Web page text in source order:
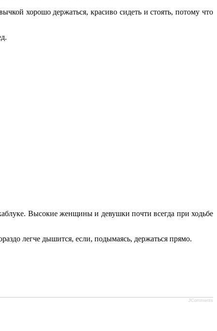
хорошо держаться, красиво си­деть и стоять, потому что
Высокие женщины и девушки почти всегда при ходьбе
легче дышится, если, подымаясь, держаться прямо.
JComments